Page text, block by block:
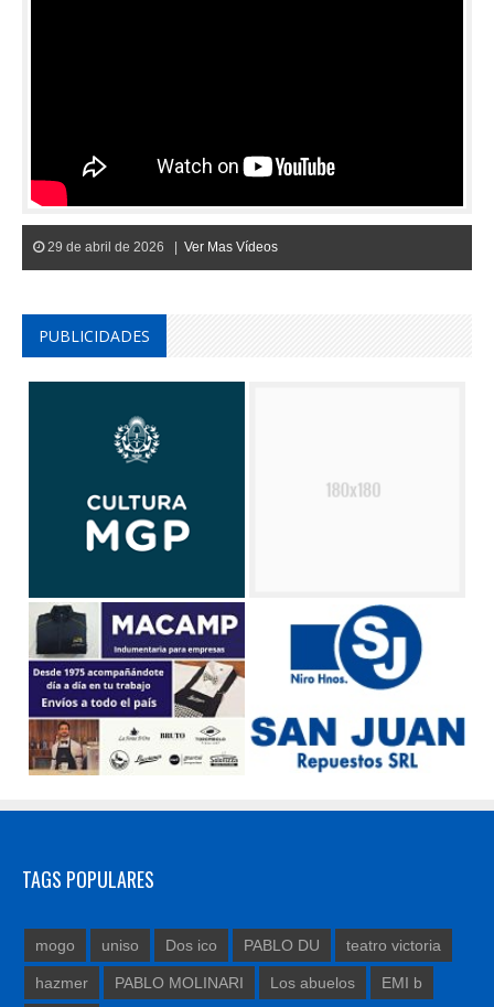
29 de abril de 2026 | Ver Mas Vídeos
PUBLICIDADES
TAGS POPULARES
mogo uniso Dos ico PABLO DU teatro victoria
hazmer PABLO MOLINARI Los abuelos EMI b